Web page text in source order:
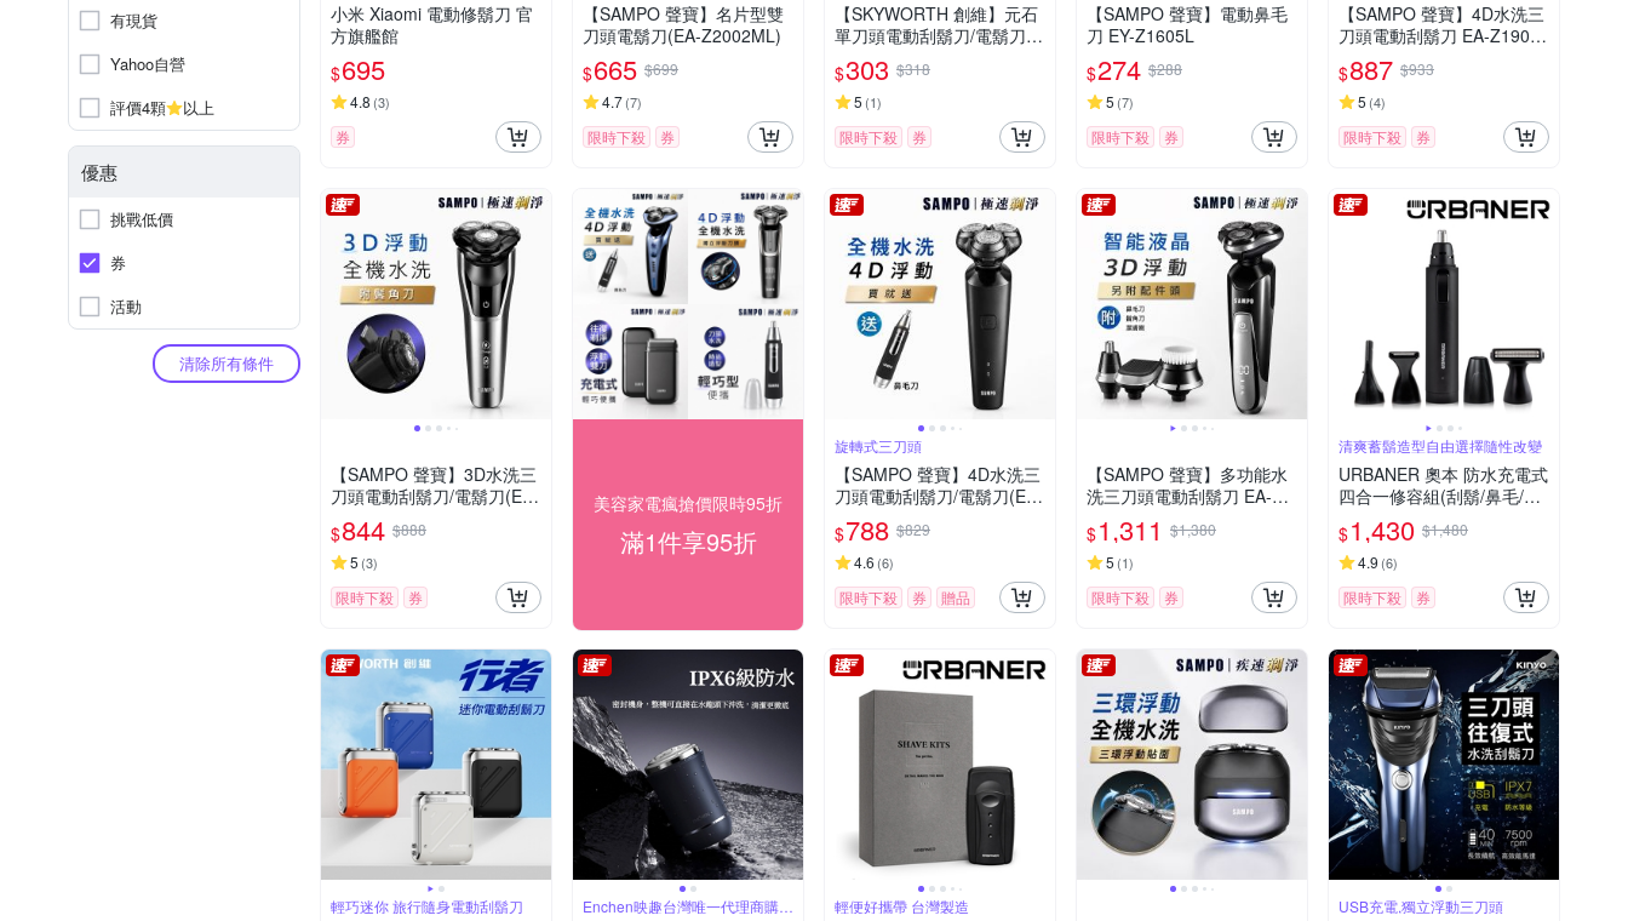
有現貨
Yahoo自營
評價4顆
以上
優惠
挑戰低價
券
活動
清除所有條件
小米 Xiaomi 電動修鬍刀 官
方旗艦館
$695
4.8 (3)
券
【SAMPO 聲寶】名片型雙
刀頭電鬍刀(EA-Z2002ML)
$665 $699
4.7(7)
限時下殺 券
【SKYWORTH 創維】元石
單刀頭電動刮鬍刀/電鬍刀
台灣公司貨(充電式/IPX7防
水/全機水洗)
$303 $318
5 (1)
限時下殺 券
【SAMPO 聲寶】電動鼻毛
刀 EY-Z1605L
$274 $288
5 (7)
限時下殺 券
【SAMPO 聲寶】4D水洗三
刀頭電動刮鬍刀 EA-Z1904
WL
$887 $933
5 (4)
限時下殺 券
【SAMPO 聲寶】3D水洗三
刀頭電動刮鬍刀/電鬍刀(EA-
Z2431WL)
$844 $888
5 (3)
限時下殺 券
美容家電瘋搶價限時95折
滿1件享95折
旋轉式三刀頭
【SAMPO 聲寶】4D水洗三
刀頭電動刮鬍刀/電鬍刀(EA-
Z2132WL)
$788 $829
4.6 (6)
限時下殺 券 贈品
【SAMPO 聲寶】多功能水
洗三刀頭電動刮鬍刀 EA-Z1
810WL
$1,311 $1,380
5 (1)
限時下殺 券
清爽蓄鬍造型自由選擇隨性改變
URBANER 奧本 防水充電式
四合一修容組(刮鬍/鼻毛/修
鬍/修容刀) MB-990 (電動刮
鬍刀/電動鼻毛刀/電動鼻毛
剪/鼻毛/鼻毛修剪器/電動鼻
毛修剪器/修鬍刀)
$1,430 $1,480
4.9 (6)
限時下殺 券
輕巧迷你 旅行隨身電動刮鬍刀 Enchen映趣台灣唯一代理商購買 輕便好攜帶 台灣製造 USB充電,獨立浮動三刀頭